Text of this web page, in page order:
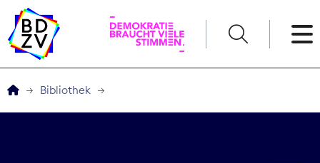
Bibliothek